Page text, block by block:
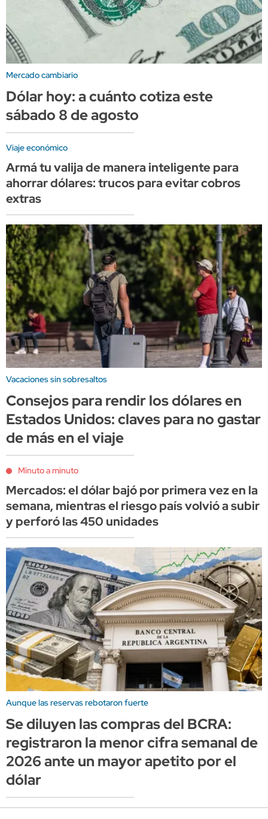
Mercado cambiario
Dólar hoy: a cuánto cotiza este
sábado 8 de agosto
Viaje económico
Armá tu valija de manera inteligente para
ahorrar dólares: trucos para evitar cobros
extras
Vacaciones sin sobresaltos
Consejos para rendir los dólares en
Estados Unidos: claves para no gastar
de más en el viaje
Minuto a minuto
Mercados: el dólar bajó por primera vez en la
semana, mientras el riesgo país volvió a subir
y perforó las 450 unidades
Aunque las reservas rebotaron fuerte
Se diluyen las compras del BCRA:
registraron la menor cifra semanal de
2026 ante un mayor apetito por el
dólar